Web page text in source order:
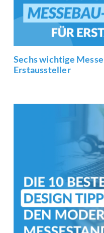
Sechs wichtige
Erstaussteller